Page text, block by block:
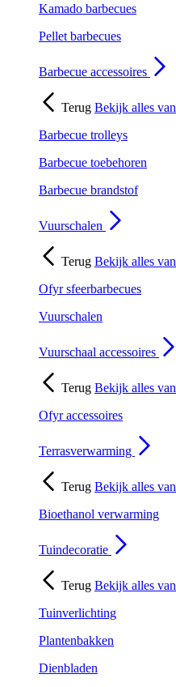
Kamado barbecues
Pellet barbecues
Barbecue accessoires
Terug Bekijk alles van
Barbecue trolleys
Barbecue toebehoren
Barbecue brandstof
Vuurschalen
Terug Bekijk alles van
Ofyr sfeerbarbecues
Vuurschalen
Vuurschaal accessoires
Terug Bekijk alles van
Ofyr accessoires
Terrasverwarming
Terug Bekijk alles van
Bioethanol verwarming
Tuindecoratie
Terug Bekijk alles van
Tuinverlichting
Plantenbakken
Dienbladen